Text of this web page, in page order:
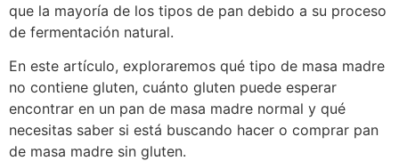
que la mayoría de los tipos de pan debido a su proceso
de fermentación natural.
En este artículo, exploraremos qué tipo de masa madre
no contiene gluten, cuánto gluten puede esperar
encontrar en un pan de masa madre normal y qué
necesitas saber si está buscando hacer o comprar pan
de masa madre sin gluten.